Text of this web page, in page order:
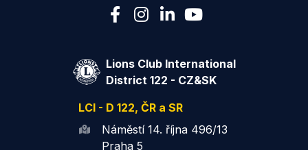
Lions Club International
District 122 - CZ&SK
LCI - D 122, ČR a SR
Náměstí 14. října 496/13
Praha 5